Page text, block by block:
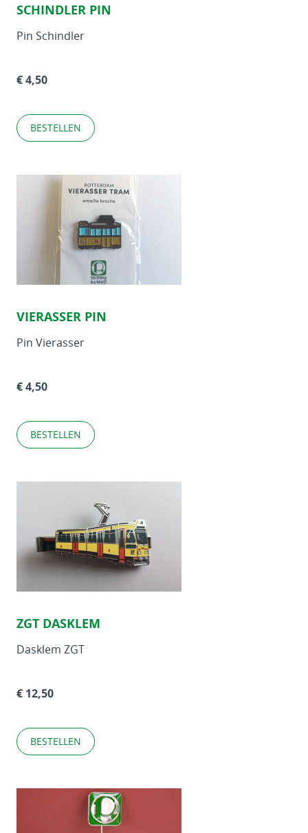
SCHINDLER PIN
Pin Schindler
€ 4,50
BESTELLEN
VIERASSER PIN
Pin Vierasser
€ 4,50
BESTELLEN
ZGT DASKLEM
Dasklem ZGT
€ 12,50
BESTELLEN